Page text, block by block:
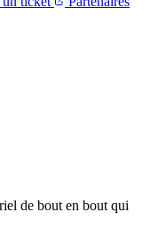
de bout en bout qui